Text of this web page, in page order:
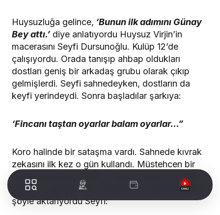
Huysuzluğa gelince, ‘Bunun ilk adımını Günay
Bey attı.’ diye anlatıyordu Huysuz Virjin’in
macerasını Seyfi Dursunoğlu. Kulüp 12’de
çalışıyordu. Orada tanışıp ahbap oldukları
dostları geniş bir arkadaş grubu olarak çıkıp
gelmişlerdi. Seyfi sahnedeyken, dostların da
keyfi yerindeydi. Sonra başladılar şarkıya:
‘Fincanı taştan oyarlar balam oyarlar…”
Koro halinde bir sataşma vardı. Sahnede kıvrak
zekasını ilk kez o gün kullandı. Müstehcen bir
cümle ile karşılık verdi ve salon coştu. İnsanlar
gülüyor, eğleniyordu. Arkadaşının söylediklerini
şöyle aktarıyordu Seyfi: